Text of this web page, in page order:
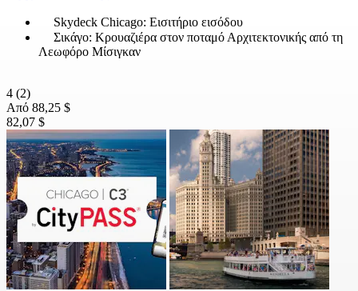
Skydeck Chicago: Εισιτήριο εισόδου
Σικάγο: Κρουαζιέρα στον ποταμό Αρχιτεκτονικής από τη
Λεωφόρο Μίσιγκαν
4 (2)
Από 88,25 $
82,07 $